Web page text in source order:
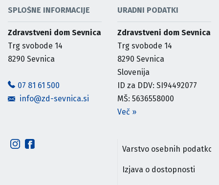
SPLOŠNE INFORMACIJE
Zdravstveni dom Sevnica
Trg svobode 14
8290 Sevnica
07 81 61 500
info@zd-sevnica.si
URADNI PODATKI
Zdravstveni dom Sevnica
Trg svobode 14
8290 Sevnica
Slovenija
ID za DDV: SI94492077
MŠ: 5636558000
Več »
Varstvo osebnih podatkov
Izjava o dostopnosti